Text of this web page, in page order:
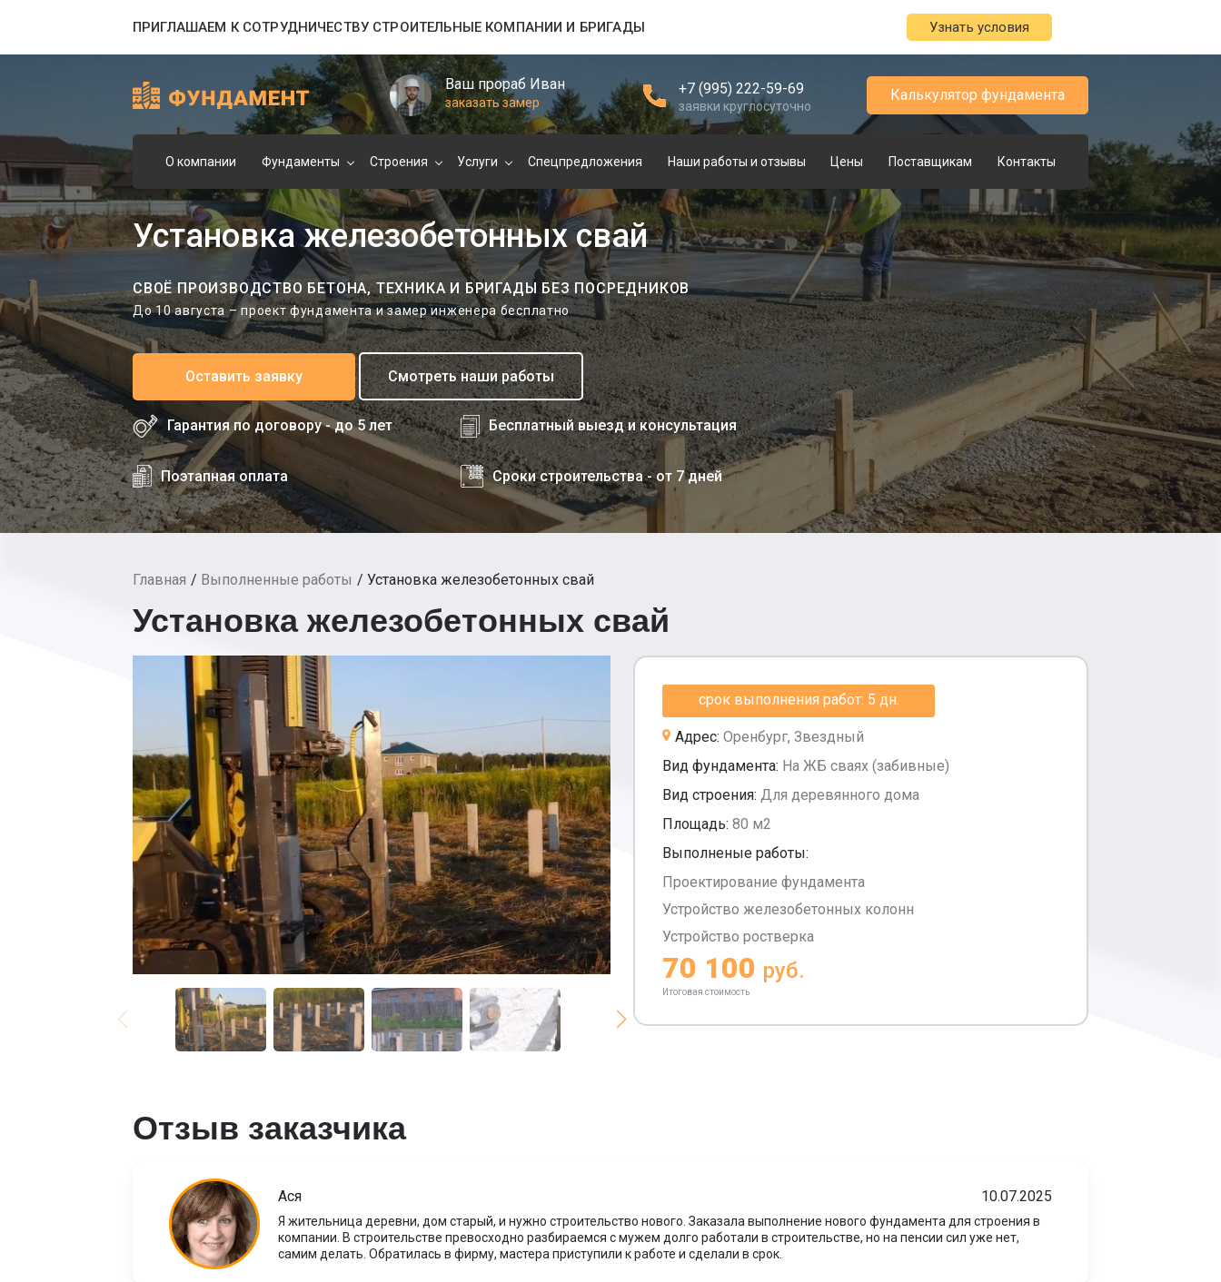
ПРИГЛАШАЕМ К СОТРУДНИЧЕСТВУ СТРОИТЕЛЬНЫЕ КОМПАНИИ И БРИГАДЫ Узнать условия
Ваш прораб Иван
заказать замер
+7 (995) 222-59-69
заявки круглосуточно
Калькулятор фундамента
О компании Фундаменты Строения Услуги Спецпредложения Наши работы и отзывы Цены Поставщикам Контакты
Установка железобетонных свай
СВОЁ ПРОИЗВОДСТВО БЕТОНА, ТЕХНИКА И БРИГАДЫ БЕЗ ПОСРЕДНИКОВ
До 10 августа – проект фундамента и замер инженера бесплатно
Оставить заявку Смотреть наши работы
Гарантия по договору - до 5 лет Бесплатный выезд и консультация
Поэтапная оплата Сроки строительства - от 7 дней
Главная Выполненные работы Установка железобетонных свай
Установка железобетонных свай
срок выполнения работ: 5 дн.
Адрес: Оренбург, Звездный
Вид фундамента: На ЖБ сваях (забивные)
Вид строения: Для деревянного дома
Площадь: 80 м2
Выполненые работы:
Проектирование фундамента
Устройство железобетонных колонн
Устройство ростверка
70 100 руб.
Итоговая стоимость
Отзыв заказчика
Ася 10.07.2025
Я жительница деревни, дом старый, и нужно строительство нового. Заказала выполнение нового фундамента для строения в
компании. В строительстве превосходно разбираемся с мужем долго работали в строительстве, но на пенсии сил уже нет,
самим делать. Обратилась в фирму, мастера приступили к работе и сделали в срок.